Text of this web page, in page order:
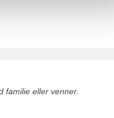
familie eller venner.